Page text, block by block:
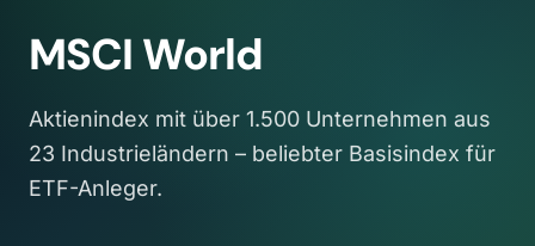
MSCI World
Aktienindex mit über 1.500 Unternehmen aus
23 Industrieländern – beliebter Basisindex für
ETF-Anleger.